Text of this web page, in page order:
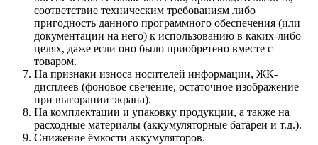
соответствие техническим требованиям либо
пригодность данного программного обеспечения (или
документации на него) к использованию в каких-либо
целях, даже если оно было приобретено вместе с
товаром.
На признаки износа носителей информации, ЖК-
дисплеев (фоновое свечение, остаточное изображение
при выгорании экрана).
На комплектации и упаковку продукции, а также на
расходные материалы (аккумуляторные батареи и т.д.).
Снижение ёмкости аккумуляторов.